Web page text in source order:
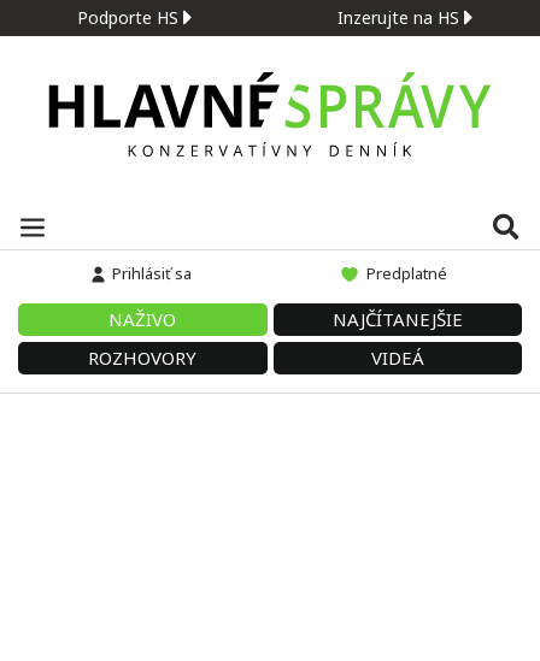
Podporte HS Inzerujte na HS
Prihlásiť sa Predplatné
NAŽIVO
NAJČÍTANEJŠIE
ROZHOVORY
VIDEÁ